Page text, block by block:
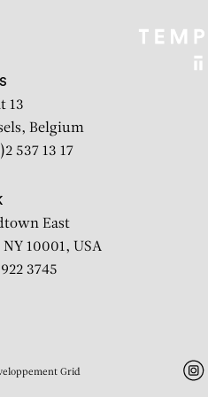
13
Belgium
537 13 17
East
10001, USA
3745
Grid